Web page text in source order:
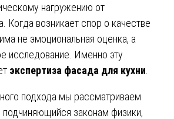
нагружению от
Когда возникает спор о качестве
не эмоциональная оценка, а
исследование. Именно эту
экспертиза фасада для кухни
подхода мы рассматриваем
законам физики,